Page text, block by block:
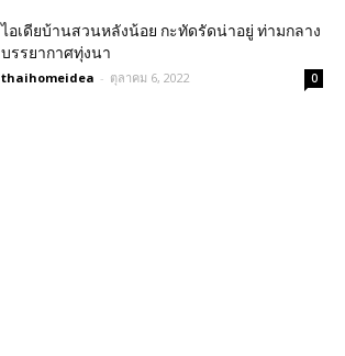
ไอเดียบ้านสวนหลังน้อย กะทัดรัดน่าอยู่ ท่ามกลาง
บรรยากาศทุ่งนา
thaihomeidea - ตุลาคม 6, 2022 0